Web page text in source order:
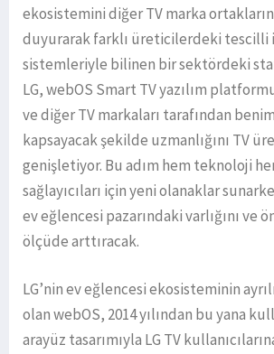
ekosistemini diğer TV marka
duyurarak farklı üreticilerdeki tescilli
sistemleriyle bilinen bir sektördeki
LG, webOS Smart TV yazılım
ve diğer TV markaları tarafından
kapsayacak şekilde uzmanlığını TV
genişletiyor. Bu adım hem teknoloji
sağlayıcıları için yeni olanaklar
ev eğlencesi pazarındaki varlığını ve
ölçüde arttıracak.
LG’nin ev eğlencesi ekosisteminin
olan webOS, 2014 yılından bu yana
arayüz tasarımıyla LG TV